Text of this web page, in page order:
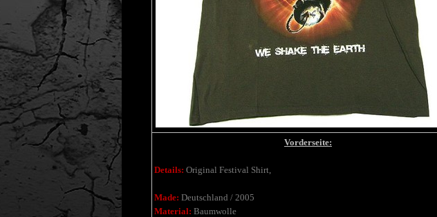
Vorderseite:
Details: Original Festival Shirt,
Made: Deutschland / 2005
Material: Baumwolle